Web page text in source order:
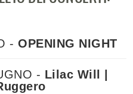
-OPENING NIGHT
- Lilac Will |